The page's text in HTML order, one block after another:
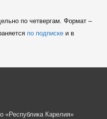
по четвергам. Формат –
по подпискеи в
«Республика Карелия»